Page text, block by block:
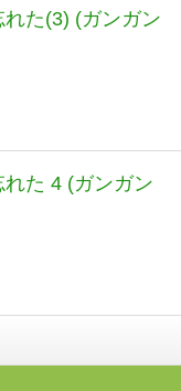
た(3) (ガンガン
た 4 (ガンガン